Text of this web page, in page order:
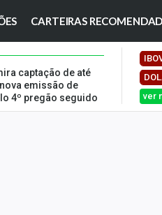
CARTEIRAS
captação de até
emissão de
4º pregão seguido
ver